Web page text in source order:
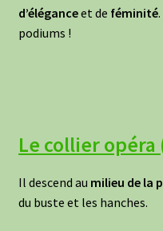
d’éléganceet de féminité
podiums !
Le collier opéra
Il descend au milieu de la
du buste et les hanches.